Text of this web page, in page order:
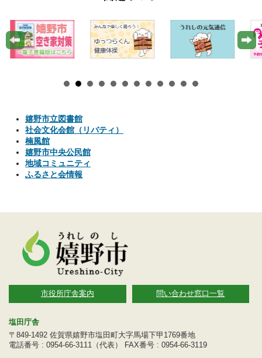
嬉野市立図書館
社会文化会館（リバティ）
楠風館
嬉野市中央公民館
地域コミュニティ
ふるさと会情報
市役所庁舎案内 問い合わせ窓口一覧
塩田庁舎
〒849-1492 佐賀県嬉野市塩田町大字馬場下甲1769番地
電話番号 : 0954-66-3111（代表） FAX番号 : 0954-66-3119